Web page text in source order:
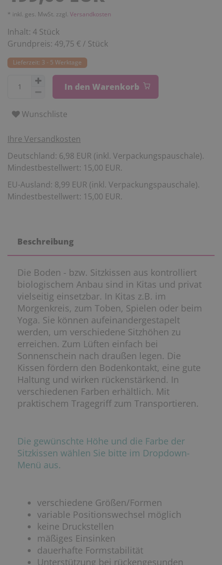
* inkl. ges. MwSt. zzgl. Versandkosten
Inhalt: 4 Stück
Grundpreis: 49,75 € / Stück
Lieferzeit: 3 - 5 Werktage
In den Warenkorb
Wunschliste
Ihre Versandkosten
Deutschland: 6,98 EUR (inkl. Verpackungspauschale).
Mindestbestellwert: 15,00 EUR.
EU-Ausland: 8,99 EUR (inkl. Verpackungspauschale).
Mindestbestellwert: 15,00 EUR.
Beschreibung
Die Boden - bzw. Sitzkissen aus kontrolliert
biologischem Anbau sind in Kitas und privat
vielseitig einsetzbar. In Kitas z.B. im
Morgenkreis, zum Toben, Spielen oder beim
Yoga. Sie können aufeinandergestapelt
werden, um verschiedene Sitzhöhen zu
erreichen. Zum Lüften einfach bei
Sonnenschein nach draußen legen. Die
Kissen fördern den Bodenkontakt, eine gute
Haltung und wirken rückenstärkend. In
verschiedenen Farben erhältlich. Mit
praktischem Tragegriff zum Transportieren.
Die gewünschte Höhe und die Farbe der
Sitzkissen wählen Sie bitte im Dropdown-
Menü aus.
verschiedene Größen/Formen
variable Positionswechsel möglich
keine Druckstellen
mäßiges Einsinken
dauerhafte Formstabilität
Unterstützung bei rückengesunden